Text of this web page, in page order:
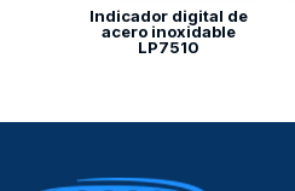
Indicador digital de
acero inoxidable
LP7510